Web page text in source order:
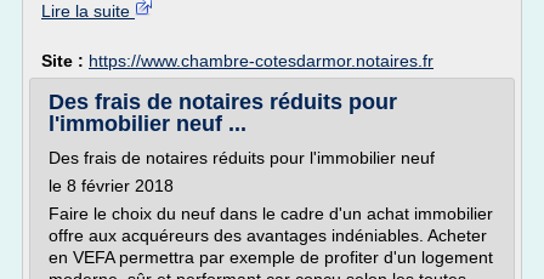
Lire la suite
Site : https://www.chambre-cotesdarmor.notaires.fr
Des frais de notaires réduits pour
l'immobilier neuf ...
Des frais de notaires réduits pour l'immobilier neuf
le 8 février 2018
Faire le choix du neuf dans le cadre d'un achat immobilier
offre aux acquéreurs des avantages indéniables. Acheter
en VEFA permettra par exemple de profiter d'un logement